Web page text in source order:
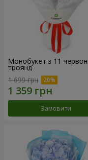
Монобукет з 11
троянд
1 699 грн
Замовити